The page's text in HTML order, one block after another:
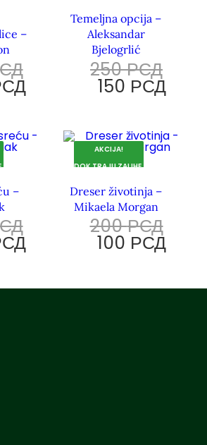
–
Temeljna opcija –
Aleksandar
Bjelogrlić
250РСД
150 РСД
–
AKCIJA!
DOK TRAJU ZALIHE.
Dreser životinja –
Mikaela Morgan
200РСД
100 РСД